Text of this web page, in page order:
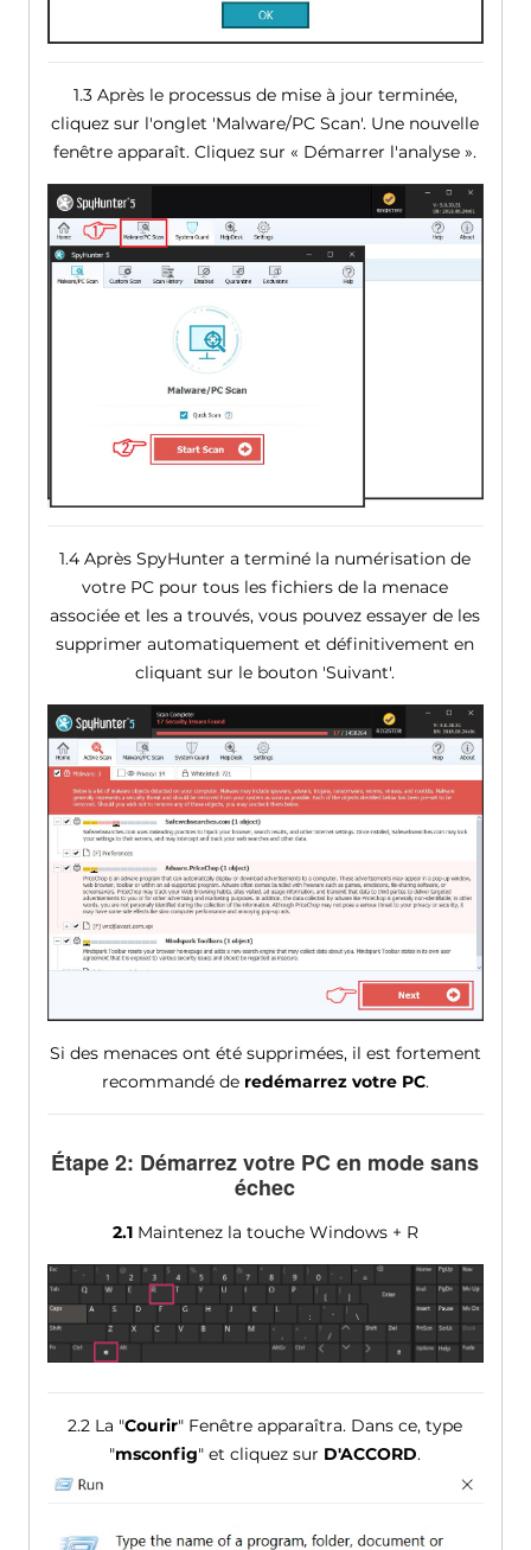
1.3 Après le processus de mise à jour terminée,
cliquez sur l'onglet 'Malware/PC Scan'. Une nouvelle
fenêtre apparaît. Cliquez sur « Démarrer l'analyse ».
1.4 Après SpyHunter a terminé la numérisation de
votre PC pour tous les fichiers de la menace
associée et les a trouvés, vous pouvez essayer de les
supprimer automatiquement et définitivement en
cliquant sur le bouton 'Suivant'.
Si des menaces ont été supprimées, il est fortement
recommandé de redémarrez votre PC.
Étape 2: Démarrez votre PC en mode sans
échec
2.1Maintenez la touche Windows + R
2.2 La "Courir" Fenêtre apparaîtra. Dans ce, type
"msconfig" et cliquez sur D'ACCORD.